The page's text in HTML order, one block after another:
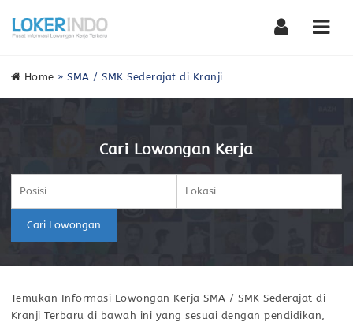
Home »SMA / SMK Sederajat di Kranji
Cari Lowongan Kerja
Cari Lowongan
Temukan Informasi Lowongan Kerja SMA / SMK Sederajat di
Kranji Terbaru di bawah ini yang sesuai dengan pendidikan,